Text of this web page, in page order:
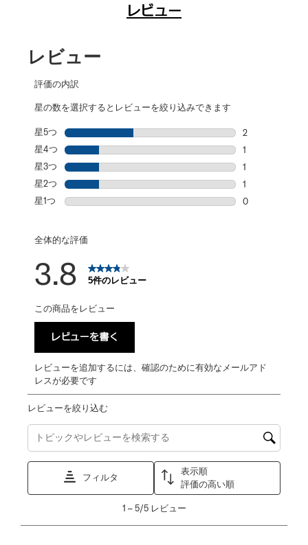
レビュー
レビュー
評価の内訳
星の数を選択するとレビューを絞り込みできます
星5つ 星
2
星4つ 星
1
星3つ 星
1
星2つ 星
1
星1つ
0
全体的な評価
3.8 5件のレビュー
この商品をレビュー
レビューを書く
レビューを追加するには、確認のために有効なメールアド
レスが必要です
レビューを絞り込む
トピックやレビュー検索地域を検索する
フィルタ
表示順
評価の高い順
ら
1 – 5/5 レビュー